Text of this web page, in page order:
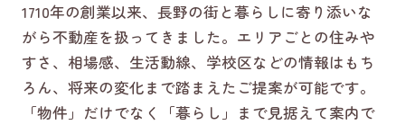
1710年の創業以来、長野の街と暮らしに寄り添いな
がら不動産を扱ってきました。エリアごとの住みや
すさ、相場感、生活動線、学校区などの情報はもち
ろん、将来の変化まで踏まえたご提案が可能です。
「物件」だけでなく「暮らし」まで見据えて案内で